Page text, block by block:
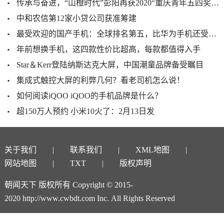
传承与奋进，“山橙时代”彭阳再获2020“重庆青年五四奖章”
中和农信第12家小贷公司获准筹建
最受欢迎的国产手机：全球排名第五，比华为手机还受欢迎
年前想换手机，这四款性价比超高，每款都值得入手
Star＆Kerr登陆纳斯达克大屏，中国潮童品牌备受瞩目
集成式触控大屏的利弊几何？看老司机怎么说！
如何阅读iQOO iQOO的手机品牌是什么？
超150万人预约 小米10火了：2月13日发
关于我们 联系我们
XML地图
网站地图
TXT 版权声明
朝闻天下 版权所有 Copyright © 2015-
2020 http://www.cwbdt.com Inc. All Rights Reserved